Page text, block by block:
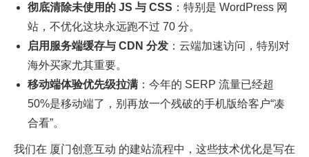
彻底清除未使用的 JS 与 CSS ：特别是 WordPress 网
站，不优化这块永远跑不过 70 分。
启用服务端缓存与 CDN 分发 ：云端加速访问，特别对
海外买家尤其重要。
移动端体验优先级拉满 ：今年的 SERP 流量已经超
50%是移动端了，别再放一个残破的手机版给客户“凑
合看”。
我们在 厦门创意互动 的建站流程中，这些技术优化是写在